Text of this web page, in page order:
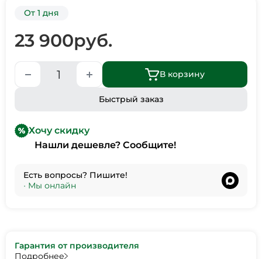
От 1 дня
23 900руб.
В корзину
Быстрый заказ
Хочу скидку
Нашли дешевле? Сообщите!
Есть вопросы? Пишите!
• Мы онлайн
Гарантия от производителя
Подробнее